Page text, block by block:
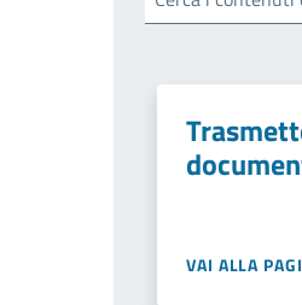
VAI ALLA